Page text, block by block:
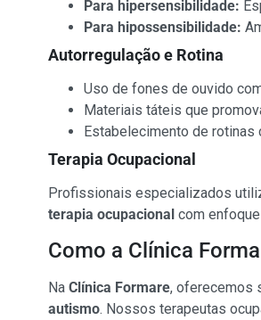
Para hipersensibilidade:
Para hipossensibilidade:
Autorregulação e Rotina
Uso de fones de ouvido
Materiais táteis que
Estabelecimento de rotinas
Terapia Ocupacional
Profissionais especializados
terapia ocupacionalcom enfoque
Como a Clínica
Na Clínica Formare, oferecemos
autismo. Nossos terapeutas